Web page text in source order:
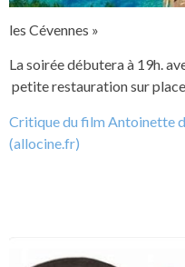
les Cévennes »
La soirée débutera à 19h.
petite restauration sur
Critique du film Antoinette
(allocine.fr)